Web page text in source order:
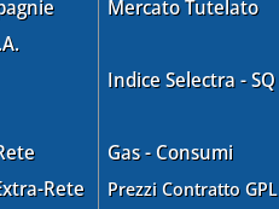
Rete
Mercato Tutelato
Indice Selectra - SQ
Gas - Consumi
Prezzi Contratto GPL